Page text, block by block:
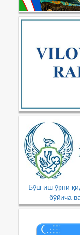
Бўш иш ўрни
бўйича